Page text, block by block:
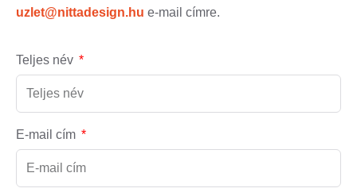
uzlet@nittadesign.hu e-mail címre.
Teljes név
E-mail cím